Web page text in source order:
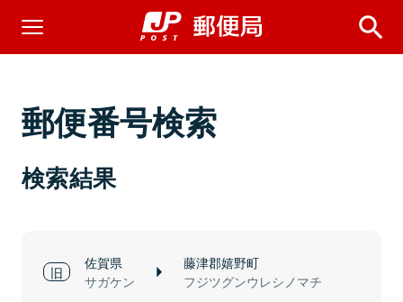
郵便番号検索
検索結果
佐賀県
サガケン
藤津郡嬉野町
フジツグンウレシノマチ